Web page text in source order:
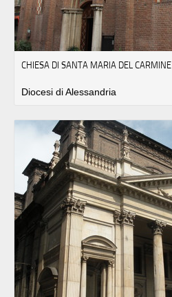
CHIESA DI SANTA MARIA DEL CARMINE
Diocesi di Alessandria